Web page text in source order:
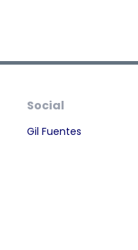
Social
Gil Fuentes